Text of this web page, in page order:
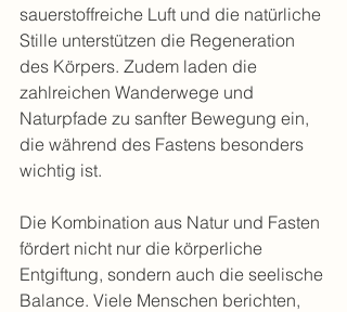
sauerstoffreiche Luft und die natürliche
Stille unterstützen die Regeneration
des Körpers. Zudem laden die
zahlreichen Wanderwege und
Naturpfade zu sanfter Bewegung ein,
die während des Fastens besonders
wichtig ist.
Die Kombination aus Natur und Fasten
fördert nicht nur die körperliche
Entgiftung, sondern auch die seelische
Balance. Viele Menschen berichten,